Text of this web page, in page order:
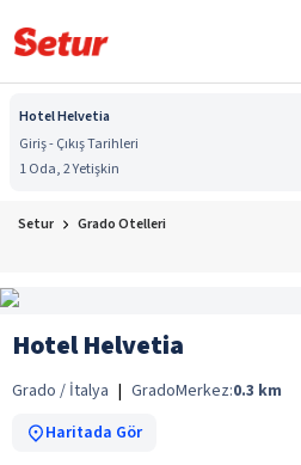
Hotel Helvetia
Giriş - Çıkış Tarihleri
1 Oda, 2 Yetişkin
Setur Grado Otelleri
Hotel Helvetia
Grado / İtalya | GradoMerkez:0.3 km
Haritada Gör